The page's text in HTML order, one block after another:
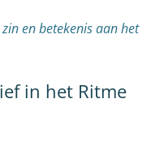
en betekenis aan het
in het Ritme